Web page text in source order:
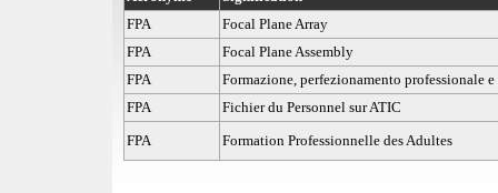
FPA
Focal Plane Array
FPA
Focal Plane Assembly
FPA
Formazione, perfezionamento professionale
FPA
Fichier du Personnel sur ATIC
FPA
Formation Professionnelle des Adultes